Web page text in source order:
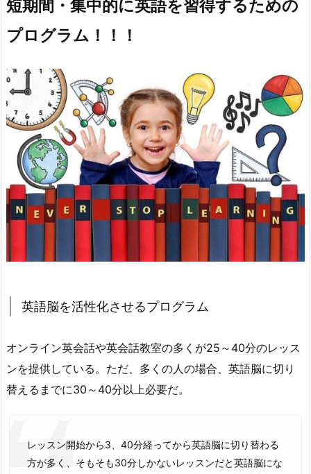
短期間・集中的に英語を習得するための
プログラム！！！
英語脳を活性化させるプログラム
オンライン英会話や英会話教室の多くが25～40分のレッス
ンを提供している。ただ、多くの人の場合、英語脳に切り
替えるまでに30～40分以上必要だ。
レッスン開始から3、40分経ってから英語脳に切り替わる
方が多く、そもそも30分しかないレッスンだと英語脳にな